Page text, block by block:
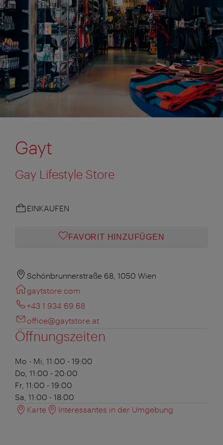
Gayt
Gay Lifestyle Store
EINKAUFEN
FAVORIT HINZUFÜGEN
Schönbrunnerstraße 68, 1050 Wien
gaytstore.com
+43 1 934 69 68
office@gaytstore.at
Öffnungszeiten
Mo - Mi, 11:00 - 19:00
Do, 11:00 - 20:00
Fr, 11:00 - 19:00
Sa, 11:00 - 18:00
Karte
Interessantes in der Umgebung